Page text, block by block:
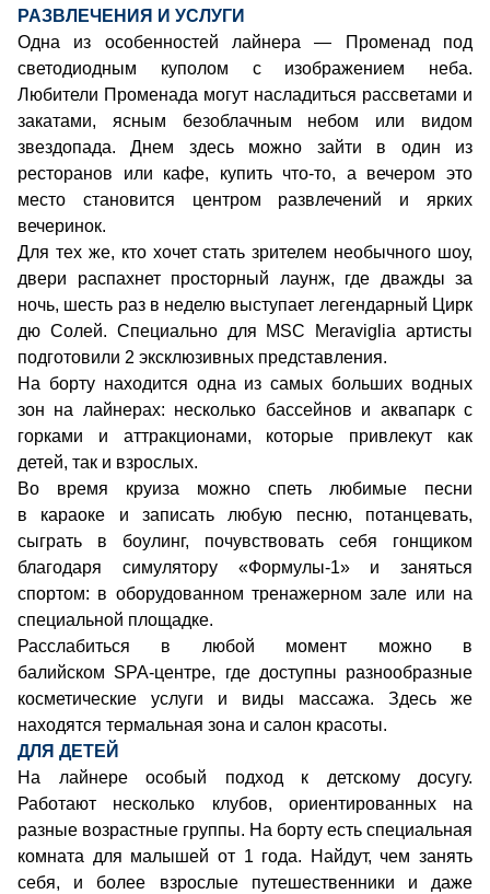
РАЗВЛЕЧЕНИЯ И УСЛУГИ
Одна из особенностей лайнера — Променад под
светодиодным куполом с изображением неба.
Любители Променада могут насладиться рассветами и
закатами, ясным безоблачным небом или видом
звездопада. Днем здесь можно зайти в один из
ресторанов или кафе, купить что-то, а вечером это
место становится центром развлечений и ярких
вечеринок.
Для тех же, кто хочет стать зрителем необычного шоу,
двери распахнет просторный лаунж, где дважды за
ночь, шесть раз в неделю выступает легендарный Цирк
дю Солей. Специально для MSC Meraviglia артисты
подготовили 2 эксклюзивных представления.
На борту находится одна из самых больших водных
зон на лайнерах: несколько бассейнов и аквапарк с
горками и аттракционами, которые привлекут как
детей, так и взрослых.
Во время круиза можно спеть любимые песни
в караоке и записать любую песню, потанцевать,
сыграть в боулинг, почувствовать себя гонщиком
благодаря симулятору «Формулы-1» и заняться
спортом: в оборудованном тренажерном зале или на
специальной площадке.
Расслабиться в любой момент можно в
балийском SPA-центре, где доступны разнообразные
косметические услуги и виды массажа. Здесь же
находятся термальная зона и салон красоты.
ДЛЯ ДЕТЕЙ
На лайнере особый подход к детскому досугу.
Работают несколько клубов, ориентированных на
разные возрастные группы. На борту есть специальная
комната для малышей от 1 года. Найдут, чем занять
себя, и более взрослые путешественники и даже